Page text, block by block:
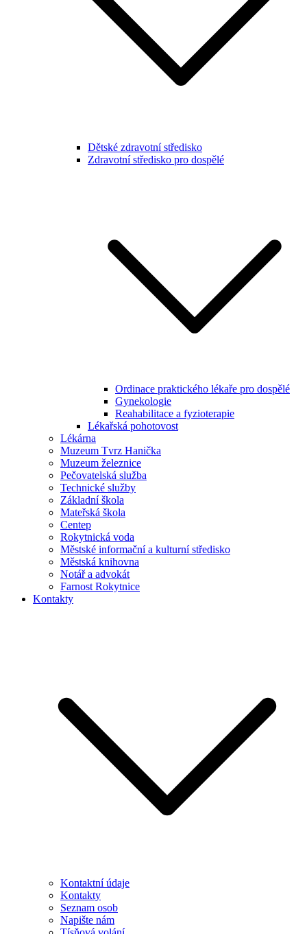
Dětské zdravotní středisko
Zdravotní středisko pro dospělé
Ordinace praktického lékaře pro dospělé
Gynekologie
Reahabilitace a fyzioterapie
Lékařská pohotovost
Lékárna
Muzeum Tvrz Hanička
Muzeum železnice
Pečovatelská služba
Technické služby
Základní škola
Mateřská škola
Centep
Rokytnická voda
Městské informační a kulturní středisko
Městská knihovna
Notář a advokát
Farnost Rokytnice
Kontakty
Kontaktní údaje
Kontakty
Seznam osob
Napište nám